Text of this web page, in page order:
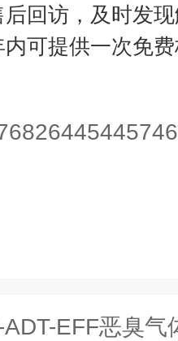
回访，及时发
可提供一次免
ADT-EFF恶臭气